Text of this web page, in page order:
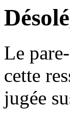
Le
cette
jugée